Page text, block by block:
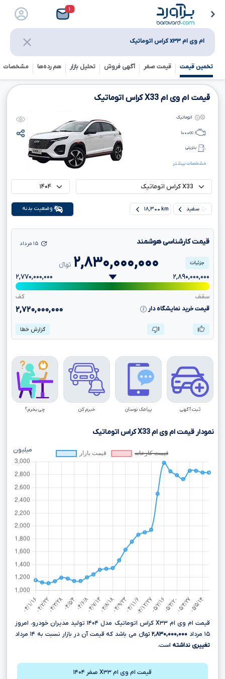
۱
ام وی ام x۳۳ کراس اتوماتیک
تخمین قیمت قیمت صفر آگهی فروش تحلیل بازار هم رده‌ها‌ مشخصات
قیمت ام وی ام X33کراس اتوماتیک
مشخصات بیشتر
اتوماتیک
۱۰۰۰cc
بنزینی
سفید ۱۸,۳۰۰ km وضعیت بدنه
قیمت کارشناسی هوشمند
۲,۸۳۰,۰۰۰,۰۰۰ تومانءءء
۱۵ مرداد
جزئیات
۲,۸۹۰,۰۰۰,۰۰۰ ۲,۷۷۰,۰۰۰,۰۰۰
سقف
کف
قیمت خرید نمایشگاه دار
۲,۷۲۰,۰۰۰,۰۰۰
گزارش خطا
ثبت آگهی پیامک نوسان خبرم کن چی بخرم؟
نمودار قیمت ام وی امX33کراس اتوماتیک
میلیون
قیمت ام وی ام X۳۳ کراس اتوماتیک مدل ۱۴۰۴ تولید مدیران خودرو، امروز
۱۵ مرداد
۲,۸۳۰,۰۰۰,۰۰۰ تومانءءء می باشد که قیمت آن در بازار نسبت به ۱۴ مرداد
تغییری نداشته است.
قیمت ام وی ام X۳۳ صفر ۱۴۰۴